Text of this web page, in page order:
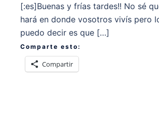
[:es]Buenas y frías tardes!! No sé
hará en donde vosotros vivís pero
puedo decir es que […]
Comparte esto:
Compartir